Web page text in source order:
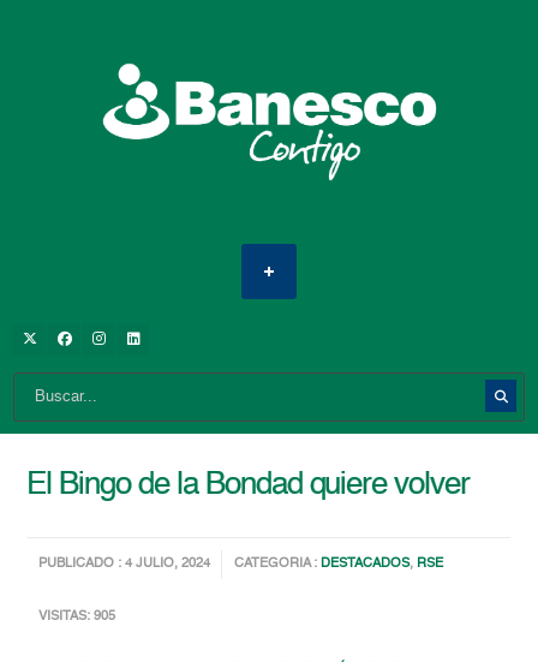
El Bingo de la Bondad quiere volver
PUBLICADO : 4 JULIO, 2024 CATEGORIA :DESTACADOS, RSE
VISITAS: 905